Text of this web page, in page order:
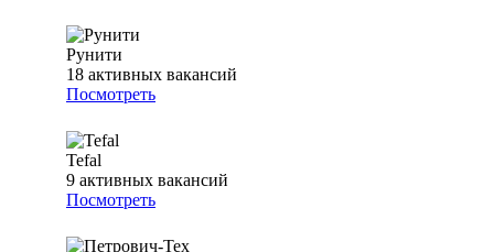
Рунити
18 активных вакансий
Посмотреть
Tefal
9 активных вакансий
Посмотреть